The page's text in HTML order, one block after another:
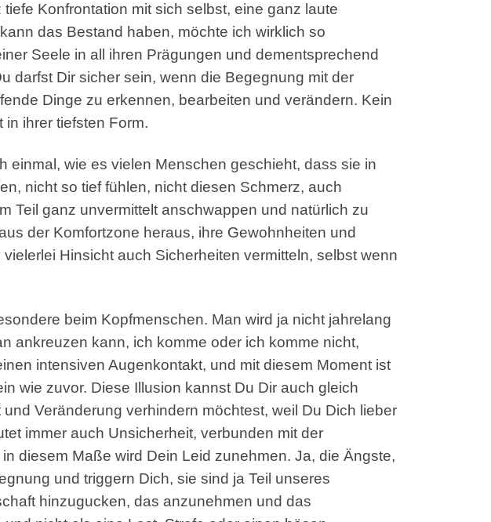
Konfrontation mit sich selbst, eine ganz laute
das Bestand haben, möchte ich wirklich so
Seele in all ihren Prägungen und dementsprechend
darfst Dir sicher sein, wenn die Begegnung mit der
Dinge zu erkennen, bearbeiten und verändern. Kein
ihrer tiefsten Form.
einmal, wie es vielen Menschen geschieht, dass sie in
nicht so tief fühlen, nicht diesen Schmerz, auch
Teil ganz unvermittelt anschwappen und natürlich zu
der Komfortzone heraus, ihre Gewohnheiten und
Hinsicht auch Sicherheiten vermitteln, selbst wenn
beim Kopfmenschen. Man wird ja nicht jahrelang
ankreuzen kann, ich komme oder ich komme nicht,
intensiven Augenkontakt, und mit diesem Moment ist
wie zuvor. Diese Illusion kannst Du Dir auch gleich
Veränderung verhindern möchtest, weil Du Dich lieber
immer auch Unsicherheit, verbunden mit der
diesem Maße wird Dein Leid zunehmen. Ja, die Ängste,
und triggern Dich, sie sind ja Teil unseres
hinzugucken, das anzunehmen und das